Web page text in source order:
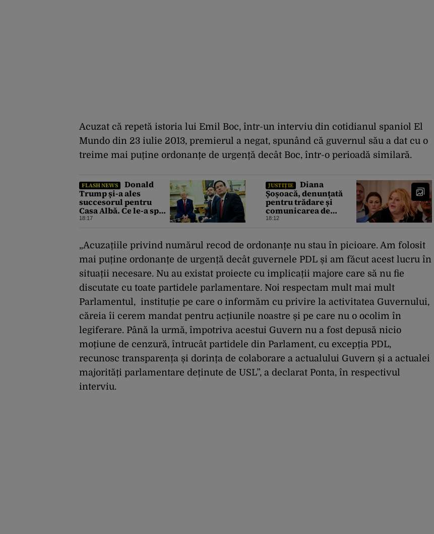
Acuzat că repetă istoria lui Emil Boc, într-un interviu din cotidianul spaniol El
Mundo din 23 iulie 2013, premierul a negat, spunând că guvernul său a dat cu o
treime mai puține ordonanțe de urgență decât Boc, într-o perioadă similară.
FLASH NEWS
Donald
Trump și-a ales
succesorul pentru
Casa Albă. Ce le-a spus
în secret donatorilor
18:17
JUSTIȚIE
Diana
Șoșoacă, denunțată
pentru trădare și
comunicarea de
informații false, la
18:12
„Acuzațiile privind numărul recod de ordonanțe nu stau în picioare. Am folosit
mai puține ordonanțe de urgență decât guvernele PDL și am făcut acest lucru în
situații necesare. Nu au existat proiecte cu implicații majore care să nu fie
discutate cu toate partidele parlamentare. Noi respectam mult mai mult
Parlamentul, instituție pe care o informăm cu privire la activitatea Guvernului,
căreia îi cerem mandat pentru acțiunile noastre și pe care nu o ocolim în
legiferare. Până la urmă, împotriva acestui Guvern nu a fost depusă nicio
moțiune de cenzură, întrucât partidele din Parlament, cu excepția PDL,
recunosc transparența și dorința de colaborare a actualului Guvern și a actualei
majorități parlamentare deținute de USL”, a declarat Ponta, în respectivul
interviu.